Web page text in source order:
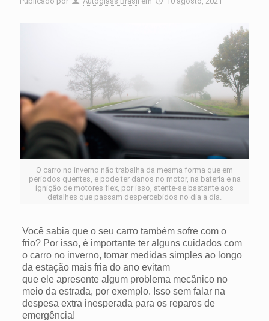
O carro no inverno não trabalha da mesma forma que em
períodos quentes, e pode ter danos no motor, na bateria e na
ignição de motores flex, por isso, atente-se bastante aos
detalhes que passam despercebidos no dia a dia.
Você sabia que o seu carro também sofre com o
frio? Por isso, é importante ter alguns cuidados com
o carro no inverno, tomar medidas simples ao longo
da estação mais fria do ano evitam
que ele apresente algum problema mecânico no
meio da estrada, por exemplo. Isso sem falar na
despesa extra inesperada para os reparos de
emergência!